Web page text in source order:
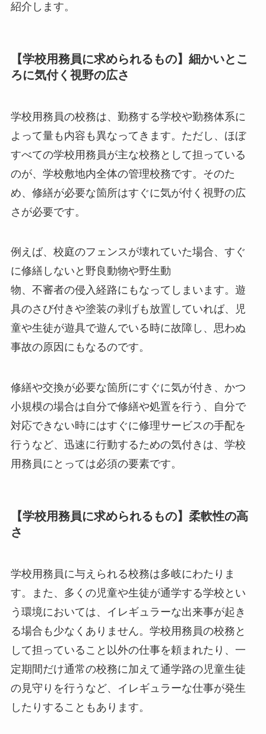
紹介します。
【学校用務員に求められるもの】細かいとこ
ろに気付く視野の広さ
学校用務員の校務は、勤務する学校や勤務体系に
よって量も内容も異なってきます。ただし、ほぼ
すべての学校用務員が主な校務として担っている
のが、学校敷地内全体の管理校務です。そのた
め、修繕が必要な箇所はすぐに気が付く視野の広
さが必要です。
例えば、校庭のフェンスが壊れていた場合、すぐ
に修繕しないと野良動物や野生動
物、不審者の侵入経路にもなってしまいます。遊
具のさび付きや塗装の剥げも放置していれば、児
童や生徒が遊具で遊んでいる時に故障し、思わぬ
事故の原因にもなるのです。
修繕や交換が必要な箇所にすぐに気が付き、かつ
小規模の場合は自分で修繕や処置を行う、自分で
対応できない時にはすぐに修理サービスの手配を
行うなど、迅速に行動するための気付きは、学校
用務員にとっては必須の要素です。
【学校用務員に求められるもの】柔軟性の高
さ
学校用務員に与えられる校務は多岐にわたりま
す。また、多くの児童や生徒が通学する学校とい
う環境においては、イレギュラーな出来事が起き
る場合も少なくありません。学校用務員の校務と
して担っていること以外の仕事を頼まれたり、一
定期間だけ通常の校務に加えて通学路の児童生徒
の見守りを行うなど、イレギュラーな仕事が発生
したりすることもあります。